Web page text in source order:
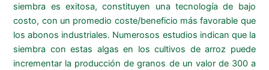
siembra es exitosa, constituyen una tecnología de bajo
costo, con un promedio coste/beneficio más favorable que
los abonos industriales. Numerosos estudios indican que la
siembra con estas algas en los cultivos de arroz puede
incrementar la producción de granos de un valor de 300 a